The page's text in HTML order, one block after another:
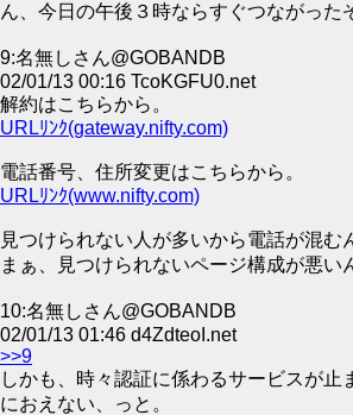
ん、今日の午後３時ならすぐつながった
9:名無しさん@GOBANDB
02/01/13 00:16 TcoKGFU0.net
解約はこちらから。
URLﾘﾝｸ(gateway.nifty.com)
電話番号、住所変更はこちらから。
URLﾘﾝｸ(www.nifty.com)
見つけられない人が多いから電話が混む
まぁ、見つけられないページ構成が悪い
10:名無しさん@GOBANDB
02/01/13 01:46 d4ZdteoI.net
>>9
しかも、時々認証に係わるサービスが止
におえない、っと。